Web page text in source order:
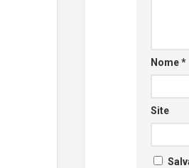
Nome*
Site